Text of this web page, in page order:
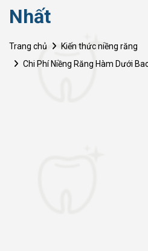
Nhất
Trang chủ
Kiến thức niềng răng
Chi Phí Niềng Răng Hàm Dưới